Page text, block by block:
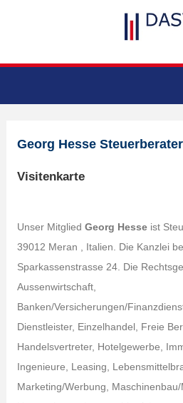
Georg Hesse Steuerberater
Visitenkarte
Unser Mitglied Georg Hesseist
39012 Meran , Italien. Die Kanzlei
Sparkassenstrasse 24. Die
Aussenwirtschaft,
Banken/Versicherungen/
Dienstleister, Einzelhandel, Freie
Handelsvertreter, Hotelgewerbe,
Ingenieure, Leasing,
Marketing/Werbung, Maschinenbau/